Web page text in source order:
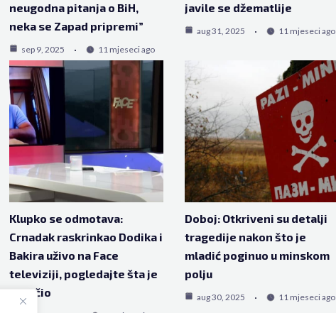
neugodna pitanja o BiH,
neka se Zapad pripremi”
sep 9, 2025 11 mjeseci ago
javile se džematlije
aug 31, 2025 11 mjeseci ago
Klupko se odmotava:
Crnadak raskrinkao Dodika i
Bakira uživo na Face
televiziji, pogledajte šta je
poručio
Doboj: Otkriveni su detalji
tragedije nakon što je
mladić poginuo u minskom
polju
aug 30, 2025 11 mjeseci ago